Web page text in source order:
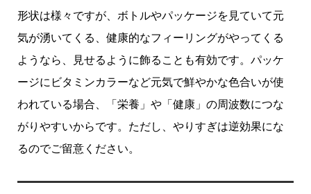
形状は様々ですが、ボトルやパッケージを見ていて元
気が湧いてくる、健康的なフィーリングがやってくる
ようなら、見せるように飾ることも有効です。パッケ
ージにビタミンカラーなど元気で鮮やかな色合いが使
われている場合、「栄養」や「健康」の周波数につな
がりやすいからです。ただし、やりすぎは逆効果にな
るのでご留意ください。